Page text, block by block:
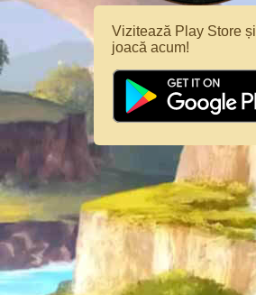
Vizitează Play Store și
joacă acum!